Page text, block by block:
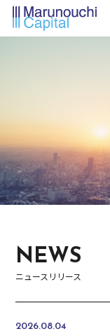
NEWS
ニュースリリース
2026.08.04